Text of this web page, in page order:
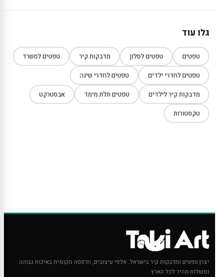
גלו עוד
טפטים טפטים לסלון מדבקות קיר טפטים למשרד
טפטים לחדרי ילדים טפטים לחדרי שינה
מדבקות קיר לילדים טפטים תלת מימד אבסטרקט
טקסטורות
יצרן טפטים ומדבקות קיר בישראל. אלפי עיצובים, הדפסה מקומית באיכות גבוהה
ומשלוח מהיר לכל הארץ.